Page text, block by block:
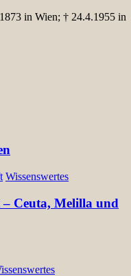
in Wien; † 24.4.1955 in
Wissenswertes
Ceuta, Melilla und